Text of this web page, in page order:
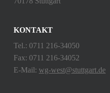
KONTAKT
Tel.: 0711 216-34050
Fax: 0711 216-34052
E-Mail: wg-west@stuttgart.de